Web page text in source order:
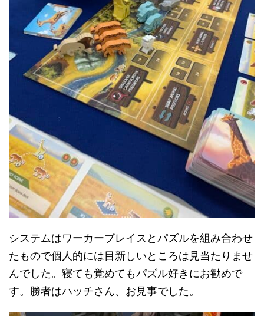
システムはワーカープレイスとパズルを組み合わせ
たもので個人的には目新しいところは見当たりませ
んでした。寝ても覚めてもパズル好きにお勧めで
す。勝者はハッチさん、お見事でした。